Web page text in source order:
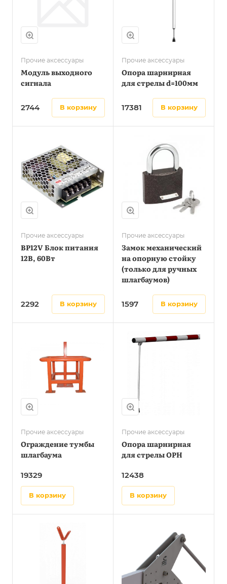
Прочие аксессуары
Модуль выходного
сигнала
2744 в корзину
Прочие аксессуары
Опора шарнирная
для стрелы d=100мм
17381 в корзину
Прочие аксессуары
BP12V Блок питания
12В, 60Вт
2292 в корзину
Прочие аксессуары
Замок механический
на опорную стойку
(только для ручных
шлагбаумов)
1597 в корзину
Прочие аксессуары
Ограждение тумбы
шлагбаума
19329
в корзину
Прочие аксессуары
Опора шарнирная
для стрелы OPH
12438
в корзину